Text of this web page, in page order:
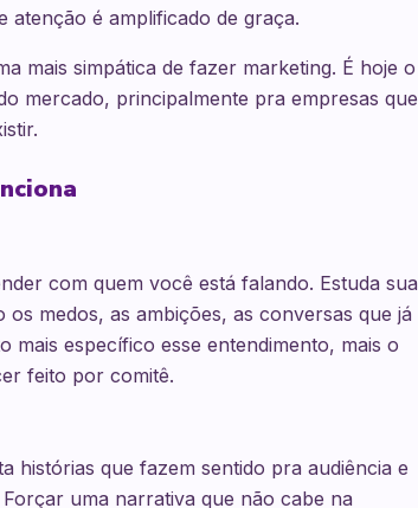
atenção é amplificado de graça.
mais simpática de fazer marketing. É hoje o
mercado, principalmente pra empresas que
com quem você está falando. Estuda sua
medos, as ambições, as conversas que já
específico esse entendimento, mais o
feito por comitê.
histórias que fazem sentido pra audiência e
uma narrativa que não cabe na